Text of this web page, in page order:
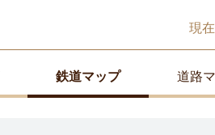
現在
鉄道マップ 道路